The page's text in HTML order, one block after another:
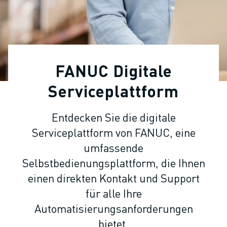
KOLLABORATIVE ROBOTER
ROBOTERPALETTE
ROBOTER-STEUERUNGEN
ROBOTER-ZUBEHÖR
ROBOTER-SOFTWARE
SIMULATIONSSOFTWARE
ROBOTIK-PRODUKTE FÜR DEN BILDUNGSBEREICH
ROBOTER-AUTOMATISIERUNG
KOMPAKTE CNC-BEARBEITUNGSZENTREN
ROBODRILL-FILTER
ROBODRILL KOMPAKTE CNC-BEARBEITUNGSZENTREN
ROBODRILL SOFTWARE
ROBODRILL VORBEUGENDE WARTUNG
ROBODRILL NACHHALTIGKEIT
ROBODRILL ROBOTER-PAKET
FANUC Digitale
Serviceplattform
Entdecken Sie die digitale
Serviceplattform von FANUC, eine
umfassende
Selbstbedienungsplattform, die Ihnen
einen direkten Kontakt und Support
für alle Ihre
Automatisierungsanforderungen
bietet.